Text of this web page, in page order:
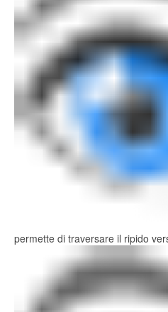
permette di traversare il ripido